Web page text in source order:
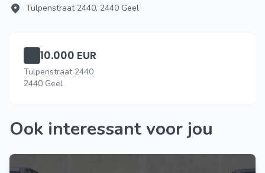
Tulpenstraat 2440, 2440 Geel
10.000 EUR
Tulpenstraat 2440
2440 Geel
Ook interessant voor jou